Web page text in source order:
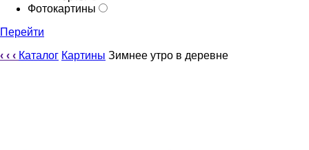
Фотокартины
Перейти
‹ ‹ ‹ Каталог Картины Зимнее утро в деревне